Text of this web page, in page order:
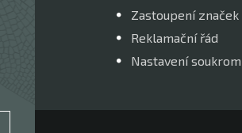
Zastoupení značek
Reklamační řád
Nastavení